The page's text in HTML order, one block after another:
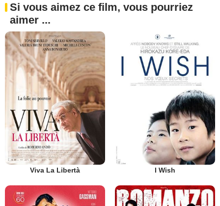
Si vous aimez ce film, vous pourriez
aimer ...
Viva La Libertà I Wish